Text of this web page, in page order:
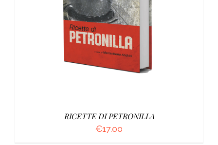
DETTAGLI
RICETTE DI PETRONILLA
€17.00